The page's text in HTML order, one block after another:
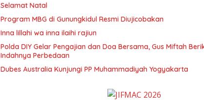
Selamat Natal
Program MBG di Gunungkidul Resmi Diujicobakan
Inna lillahi wa inna ilaihi rajiun
Polda DIY Gelar Pengajian dan Doa Bersama, Gus Miftah
Indahnya Perbedaan
Dubes Australia Kunjungi PP Muhammadiyah Yogyakarta